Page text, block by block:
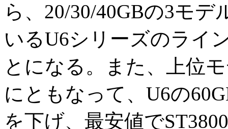
ら、20/30/40GBの3モ
いるU6シリーズのライ
とになる。また、上位
にともなって、U6の
を下げ、最安値で